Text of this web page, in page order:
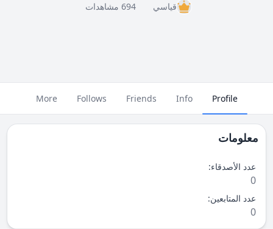
قياسي 694 مشاهدات
Profile
Info
Friends
Follows
More
معلومات
عدد الأصدقاء:
0
عدد المتابعين:
0